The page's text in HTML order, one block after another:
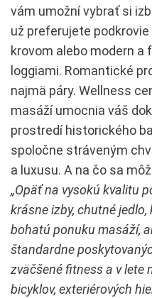
vám umožní vybrať si
už preferujete
krovom alebo modern a
loggiami. Romantické
najmä páry. Wellness
masáží umocnia váš
prostredí historického
spoločne stráveným
a luxusu. A na čo sa
„Opäť na vysokú kvalitu
krásne izby, chutné
bohatú ponuku masáží,
štandardne
zväčšené fitness a v lete
bicyklov, exteriérových